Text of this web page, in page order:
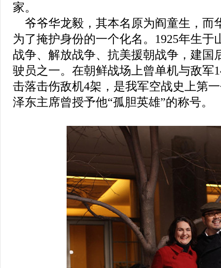
家。
爷爷华龙毅，其本名原为阎童生，而
为了掩护身份的一个化名。1925年生于
战争、解放战争、抗美援朝战争，建国
驶员之一。在朝鲜战场上曾单机与敌军
击落击伤敌机4架，是我军空战史上第
泽东主席曾授予他“孤胆英雄”的称号。